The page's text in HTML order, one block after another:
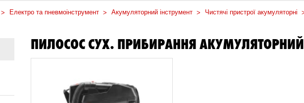
Електро та пневмоінструмент Акумуляторний інструмент Чистячі пристрої акумуляторні
ПИЛОСОС СУХ. ПРИБИРАННЯ АКУМУЛЯТОРНИЙ